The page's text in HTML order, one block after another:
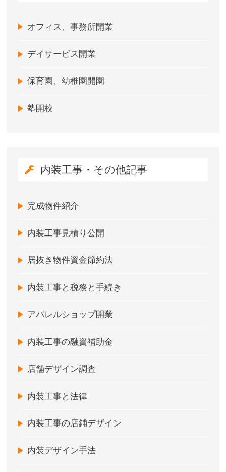
オフィス、事務所開業
デイサービス開業
保育園、幼稚園開園
塾開校
内装工事・その他記事
完成物件紹介
内装工事見積り公開
居抜き物件資金節約法
内装工事と税務と手続き
アパレルショップ開業
内装工事の融資補助金
店舗デザイン調査
内装工事と法律
内装工事の店鋪デザイン
内装デザイン手法